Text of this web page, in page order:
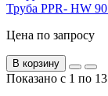
Труба PPR- HW
Цена по запросу
В корзину
Показано с 1 по